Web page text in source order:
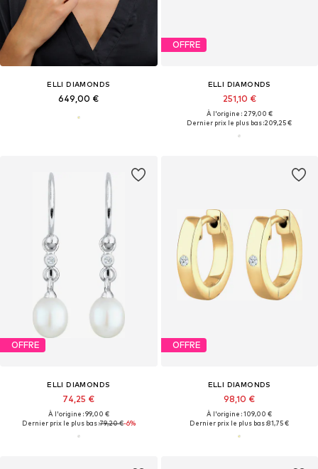
ELLI DIAMONDS
649,00 €
OFFRE
ELLI DIAMONDS
251,10 €
À l'origine : 279,00 €
Dernier prix le plus bas :209,25 €
OFFRE
ELLI DIAMONDS
74,25 €
À l'origine : 99,00 €
Dernier prix le plus bas :79,20 €-6%
OFFRE
ELLI DIAMONDS
98,10 €
À l'origine : 109,00 €
Dernier prix le plus bas :81,75 €